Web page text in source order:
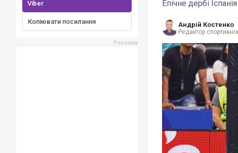
Viber
Копіювати посилання
Епічне дербі
Андрій Костенко
Редактор